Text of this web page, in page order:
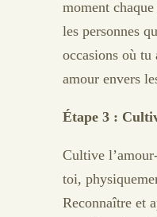
moment
les personnes
occasions où
amour envers
Étape 3 :
Cultive
toi,
Reconnaître et